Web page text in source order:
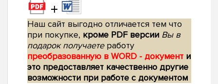
+
Наш сайт выгодно отличается тем что
при покупке, кроме PDF версии Вы в
подарок получаетеработу
преобразованную в WORD - документ и
это предоставляет качественно другие
возможности при работе с документом